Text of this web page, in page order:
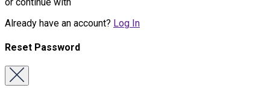
Already have an account? Log In
Reset Password